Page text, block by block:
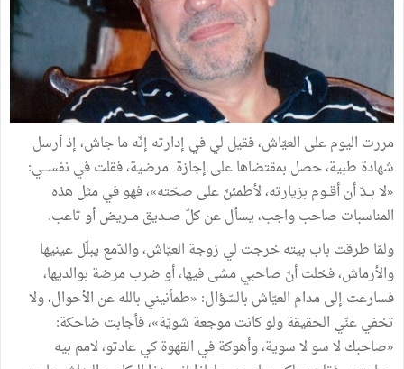
مررت اليوم على العيّاش، فقيل لي في إدارته إنّه ما جاش، إذ أرسل
شهادة طبية، حصل بمقتضاها على إجازة مرضية، فقلت في نفســـي:
«لا بــدّ أن أقــوم بزيارته، لأطمئنّ على صحّته»، فهو في مثل هذه
المناسبات صاحب واجب، يسأل عن كلّ صــديق مــريض أو تاعب.
ولمّا طرقت باب بيته خرجت لي زوجة العيّاش، والدّمع يبلّل عينيها
والأرماش، فخلت أنّ صاحبي مشى فيها، أو ضرب مرضة بوالديها،
فسارعت إلى مدام العيّاش بالسّؤال: «طمأنيني بالله عن الأحوال، ولا
تخفي عنّي الحقيقة ولو كانت موجعة شويّة»، فأجابت ضاحكة:
«صاحبك لا سو لا سوية، وأهوكة في القهوة كي عادتو، لامم بيه